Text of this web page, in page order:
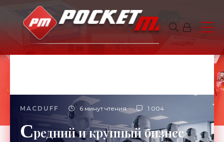
MACDUFF 6 минут чтения 1 004
Средний и крупный бизнес